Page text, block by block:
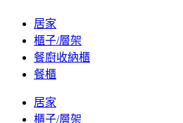
居家
櫃子/層架
餐廚收納櫃
餐櫃
居家
櫃子/層架